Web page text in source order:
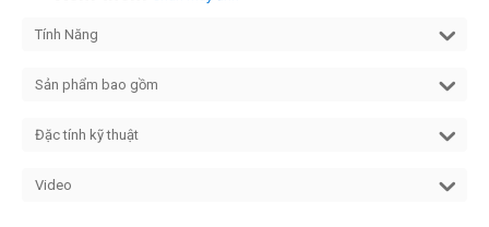
Tính Năng
Sản phẩm bao gồm
Đặc tính kỹ thuật
Video